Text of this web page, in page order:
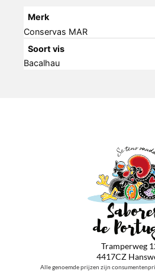
Merk
Conservas MAR
Soort vis
Bacalhau
Tramperweg
4417CZ
Alle genoemde prijzen zijn